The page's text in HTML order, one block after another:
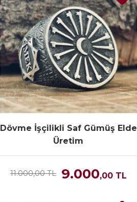
Dövme İşçilikli Saf Gümüş Elde
Üretim
11.000,00 TL 9.000,00TL